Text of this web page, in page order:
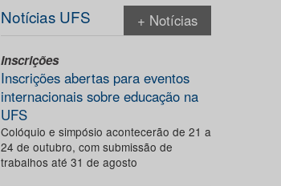
Notícias UFS + Notícias
Inscrições
Inscrições abertas para eventos
internacionais sobre educação na
UFS
Colóquio e simpósio acontecerão de 21 a
24 de outubro, com submissão de
trabalhos até 31 de agosto